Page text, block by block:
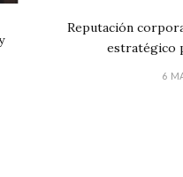
Reputación
estratégico
6